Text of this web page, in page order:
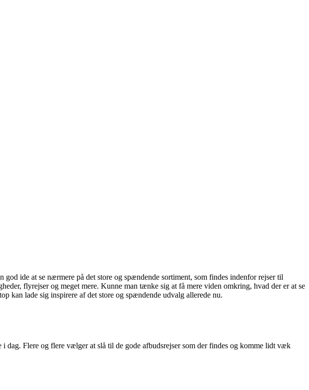
ide at se nærmere på det store og spændende sortiment, som findes indenfor rejser til
flyrejser og meget mere. Kunne man tænke sig at få mere viden omkring, hvad der er at se
kan lade sig inspirere af det store og spændende udvalg allerede nu.
dag. Flere og flere vælger at slå til de gode afbudsrejser som der findes og komme lidt væk